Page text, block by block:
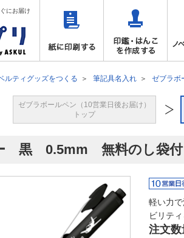
にお届け
ルティグッズをつくる 筆記具名入れ ゼブラボ
ゼブラボールペン（10営業日後お届け）
トップ
黒 0.5mm 無料のし袋
軽い力
ビリテ
注文数